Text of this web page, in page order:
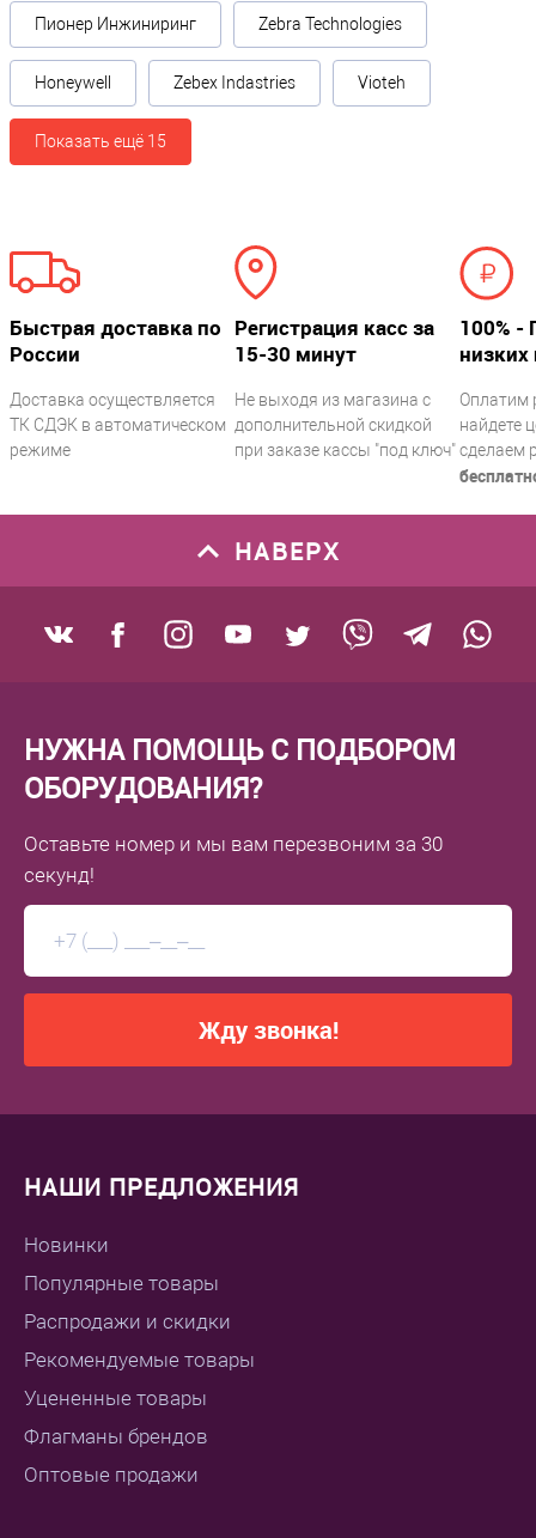
Пионер Инжиниринг Zebra Technologies
Honeywell Zebex Indastries Vioteh
Показать ещё 15
Быстрая доставка по
России
Доставка осуществляется
ТК СДЭК в автоматическом
режиме
Регистрация касс за
15-30 минут
Не выходя из магазина с
дополнительной скидкой
при заказе кассы "под ключ"
100% -
низких
Оплатим
найдете
сделаем
НАВЕРХ
НУЖНА ПОМОЩЬ С ПОДБОРОМ
ОБОРУДОВАНИЯ?
Оставьте номер и мы вам перезвоним за 30
секунд!
Жду звонка!
НАШИ ПРЕДЛОЖЕНИЯ
Новинки
Популярные товары
Распродажи и скидки
Рекомендуемые товары
Уцененные товары
Флагманы брендов
Оптовые продажи